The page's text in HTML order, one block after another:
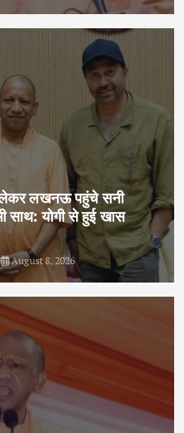
लेकर लखनऊ पहुंचे सनी
साथ: योगी से हुई खास
August 8, 2026